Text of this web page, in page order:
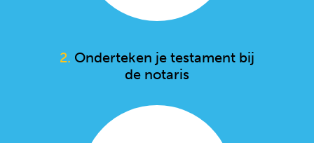
2. Onderteken je testament bij
de notaris